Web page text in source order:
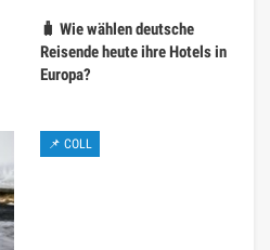
🧳 Wie wählen deutsche
Reisende heute ihre Hotels in
Europa?
📌 COLL